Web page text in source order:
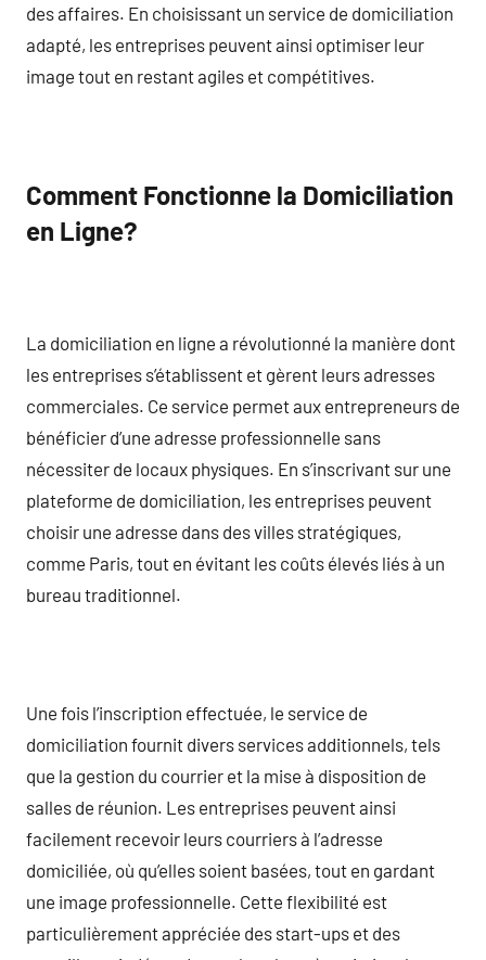
des affaires. En choisissant un service de domiciliation
adapté, les entreprises peuvent ainsi optimiser leur
image tout en restant agiles et compétitives.
Comment Fonctionne la Domiciliation
en Ligne?
La domiciliation en ligne a révolutionné la manière dont
les entreprises s’établissent et gèrent leurs adresses
commerciales. Ce service permet aux entrepreneurs de
bénéficier d’une adresse professionnelle sans
nécessiter de locaux physiques. En s’inscrivant sur une
plateforme de domiciliation, les entreprises peuvent
choisir une adresse dans des villes stratégiques,
comme Paris, tout en évitant les coûts élevés liés à un
bureau traditionnel.
Une fois l’inscription effectuée, le service de
domiciliation fournit divers services additionnels, tels
que la gestion du courrier et la mise à disposition de
salles de réunion. Les entreprises peuvent ainsi
facilement recevoir leurs courriers à l’adresse
domiciliée, où qu’elles soient basées, tout en gardant
une image professionnelle. Cette flexibilité est
particulièrement appréciée des start-ups et des